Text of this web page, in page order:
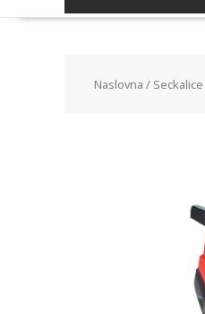
Naslovna / Seckalice